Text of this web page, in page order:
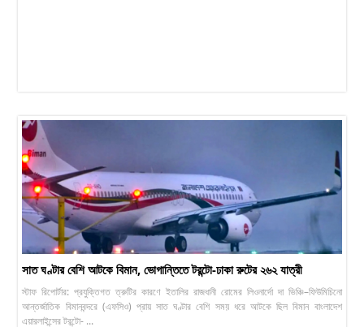
সাত ঘণ্টার বেশি আটকে বিমান, ভোগান্তিতে টরন্টো-ঢাকা রুটের ২৬২ যাত্রী
স্টাফ রিপোর্টার: প্রযুক্তিগত ত্রুটির কারণে ইতালির রাজধানী রোমের লিওনার্দো দা ভিঞ্চি–ফিউমিচিনো
আন্তর্জাতিক বিমানবন্দরে (এফসিও) প্রায় সাত ঘণ্টার বেশি সময় ধরে আটকে ছিল বিমান বাংলাদেশ
এয়ারলাইন্সের টরন্টো- ...